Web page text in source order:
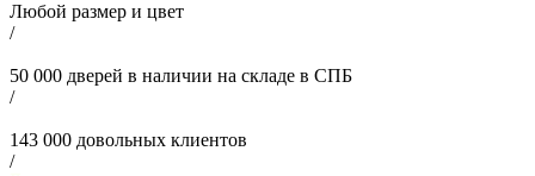
Любой размер и цвет
/
50 000 дверей в наличии на складе в СПБ
/
143 000 довольных клиентов
/